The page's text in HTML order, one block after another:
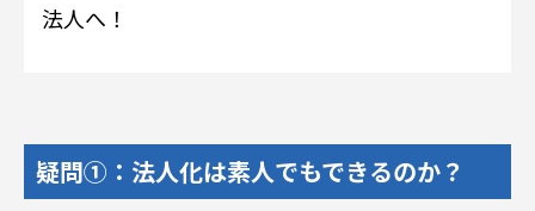
法人へ！
疑問①：法人化は素人でもできるのか？